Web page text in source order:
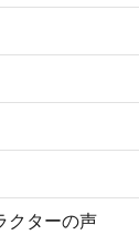
クターの声